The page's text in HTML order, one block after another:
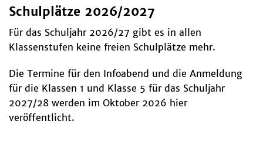
Schulplätze 2026/2027
Für das Schuljahr 2026/27 gibt es in allen
Klassenstufen keine freien Schulplätze mehr.
Die Termine für den Infoabend und die Anmeldung
für die Klassen 1 und Klasse 5 für das Schuljahr
2027/28 werden im Oktober 2026 hier
veröffentlicht.